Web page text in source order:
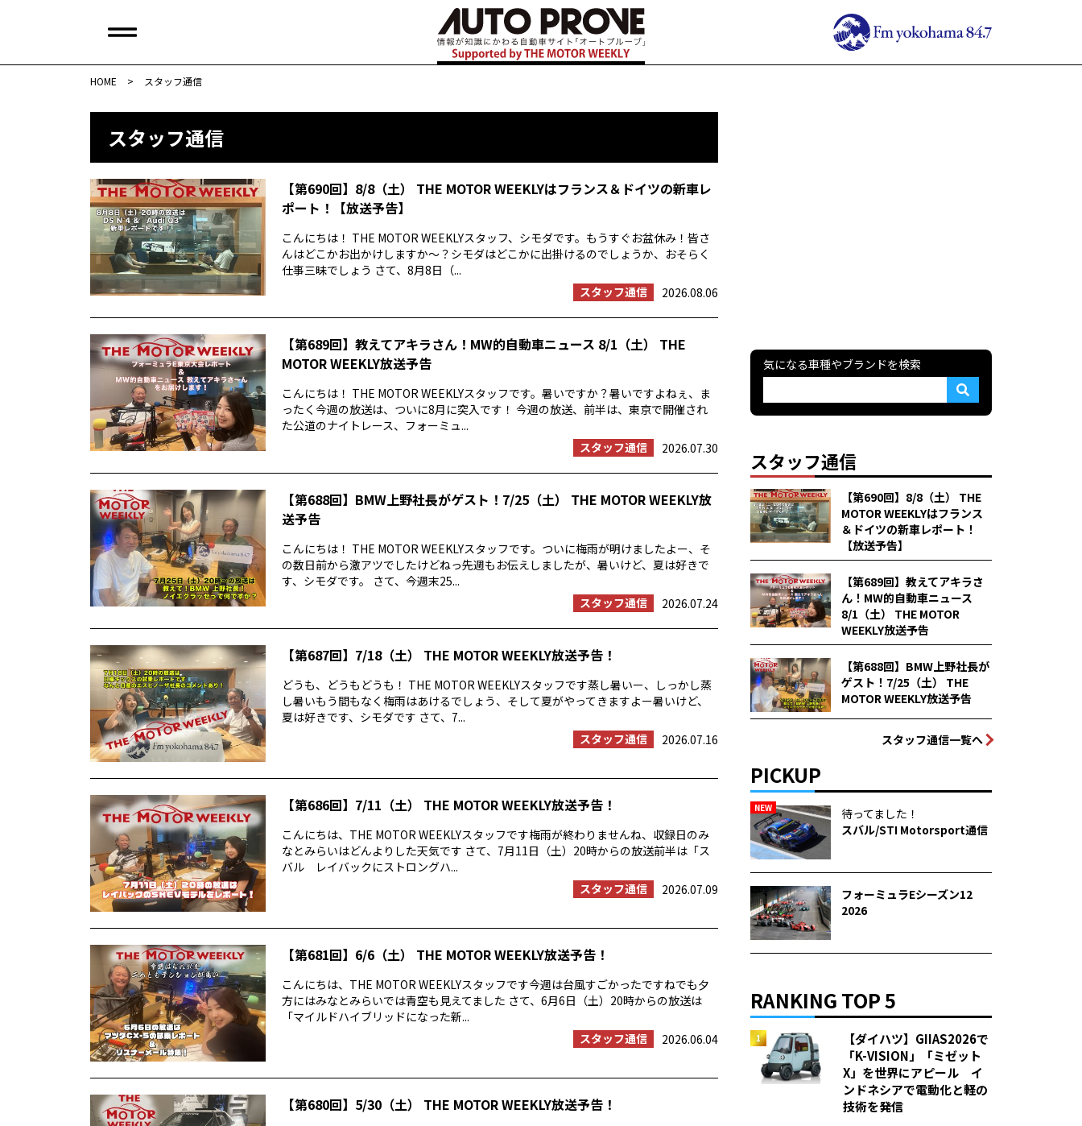
HOME > スタッフ通信
スタッフ通信
【第690回】8/8（土） THE MOTOR WEEKLYはフランス＆ドイツの新車レ
ポート！【放送予告】
こんにちは！ THE MOTOR WEEKLYスタッフ、シモダです。もうすぐお盆休み！皆さ
んはどこかお出かけしますか〜？シモダはどこかに出掛けるのでしょうか、おそらく
仕事三昧でしょう さて、8月8日（...
スタッフ通信
2026.08.06
【第689回】教えてアキラさん！MW的自動車ニュース 8/1（土） THE
MOTOR WEEKLY放送予告
こんにちは！ THE MOTOR WEEKLYスタッフです。暑いですか？暑いですよねぇ、ま
ったく今週の放送は、ついに8月に突入です！ 今週の放送、前半は、東京で開催され
た公道のナイトレース、フォーミュ...
スタッフ通信
2026.07.30
【第688回】BMW上野社長がゲスト！7/25（土） THE MOTOR WEEKLY放
送予告
こんにちは！ THE MOTOR WEEKLYスタッフです。ついに梅雨が明けましたよー、そ
の数日前から激アツでしたけどねっ先週もお伝えしましたが、暑いけど、夏は好きで
す、シモダです。 さて、今週末25...
スタッフ通信
2026.07.24
【第687回】7/18（土） THE MOTOR WEEKLY放送予告！
どうも、どうもどうも！ THE MOTOR WEEKLYスタッフです蒸し暑いー、しっかし蒸
し暑いもう間もなく梅雨はあけるでしょう、そして夏がやってきますよー暑いけど、
夏は好きです、シモダです さて、7...
スタッフ通信
2026.07.16
【第686回】7/11（土） THE MOTOR WEEKLY放送予告！
こんにちは、THE MOTOR WEEKLYスタッフです梅雨が終わりませんね、収録日のみ
なとみらいはどんよりした天気です さて、7月11日（土）20時からの放送前半は「ス
バル レイバックにストロングハ...
スタッフ通信
2026.07.09
【第681回】6/6（土） THE MOTOR WEEKLY放送予告！
こんにちは、THE MOTOR WEEKLYスタッフです今週は台風すごかったですねでも夕
方にはみなとみらいでは青空も見えてました さて、6月6日（土）20時からの放送は
「マイルドハイブリッドになった新...
スタッフ通信
2026.06.04
【第680回】5/30（土） THE MOTOR WEEKLY放送予告！
気になる車種やブランドを検索
スタッフ通信
【第690回】8/8（土） THE
MOTOR WEEKLYはフランス
＆ドイツの新車レポート！
【放送予告】
【第689回】教えてアキラさ
ん！MW的自動車ニュース
8/1（土） THE MOTOR
WEEKLY放送予告
【第688回】BMW上野社長が
ゲスト！7/25（土） THE
MOTOR WEEKLY放送予告
スタッフ通信一覧へ
PICKUP
NEW
待ってました！
スバル/STI Motorsport通信
フォーミュラEシーズン12
2026
RANKING TOP 5
【ダイハツ】GIIAS2026で
「K-VISION」「ミゼット
X」を世界にアピール イ
ンドネシアで電動化と軽の
技術を発信